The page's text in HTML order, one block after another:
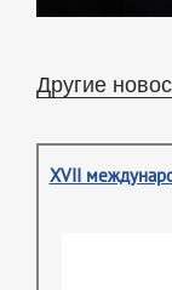
Другие
XVII